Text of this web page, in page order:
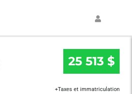
25 513 $
+Taxes et immatriculation